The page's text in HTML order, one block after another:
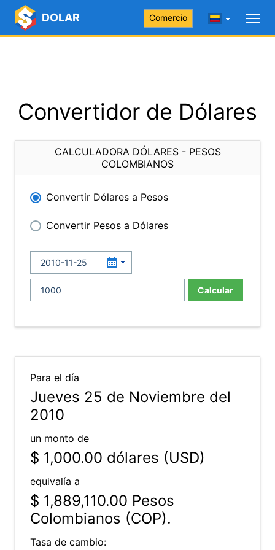
DOLAR Comercio
Convertidor de Dólares
CALCULADORA DÓLARES - PESOS
COLOMBIANOS
Convertir Dólares a Pesos
Convertir Pesos a Dólares
Calcular
Para el día
Jueves 25 de Noviembre del
2010
un monto de
$ 1,000.00 dólares (USD)
equivalía a
$ 1,889,110.00 Pesos
Colombianos (COP).
Tasa de cambio: